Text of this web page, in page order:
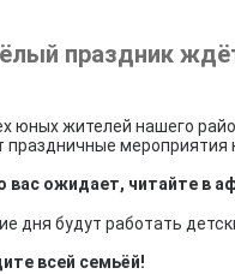
праздник
юных жителей нашего
праздничные
вас ожидает, читайте в
дня будут работать
всей семьёй!